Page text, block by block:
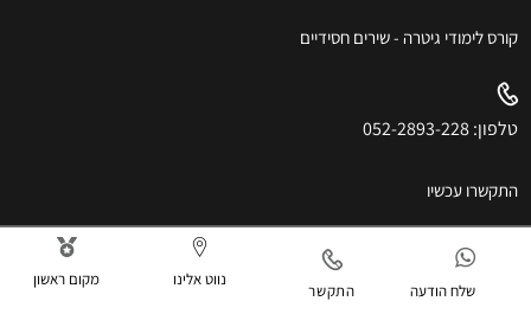
קורס לימודי גיטרה - שירים חסידיים
טלפון: 052-2893-228
התקשרו עכשיו
שלח הודעה התקשר
נווט אלינו מקום ראשון